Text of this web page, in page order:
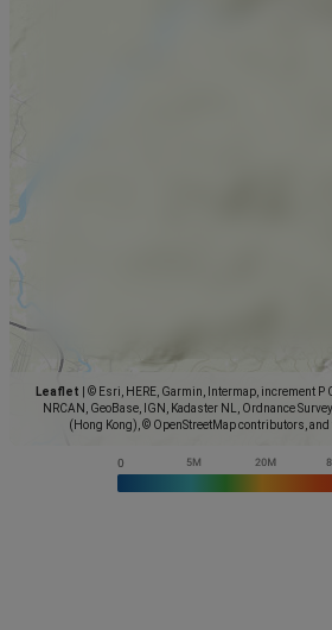
Leaflet
© Esri, HERE, Garmin, Intermap, increment P
NRCAN, GeoBase, IGN, Kadaster NL, Ordnance
(Hong Kong), © OpenStreetMap contributors,